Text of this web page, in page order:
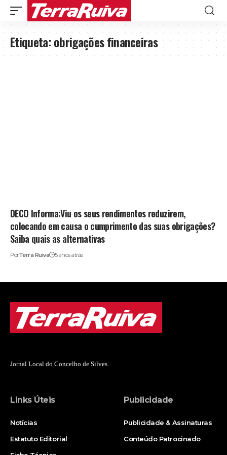
Etiqueta:obrigações financeiras
DECO Informa:Viu os seus rendimentos reduzirem,
colocando em causa o cumprimento das suas obrigações?
Saiba quais as alternativas
PorTerra Ruiva 5 anos atrás
Jornal Local do Concelho de Silves.
Links Úteis
Notícias
Estatuto Editorial
Publicidade
Publicidade & Assinaturas
Conteúdo Patrocinado